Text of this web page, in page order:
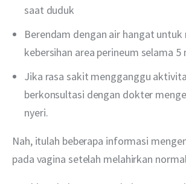
saat duduk
Berendam dengan air hangat untuk
kebersihan area perineum selama 5
Jika rasa sakit mengganggu
berkonsultasi dengan dokter
nyeri.
Nah, itulah beberapa informasi
pada vagina setelah melahirkan